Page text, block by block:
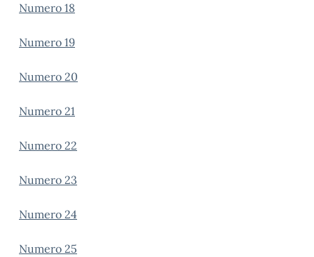
Numero 18
Numero 19
Numero 20
Numero 21
Numero 22
Numero 23
Numero 24
Numero 25